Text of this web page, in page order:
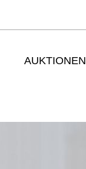
AUKTIONEN